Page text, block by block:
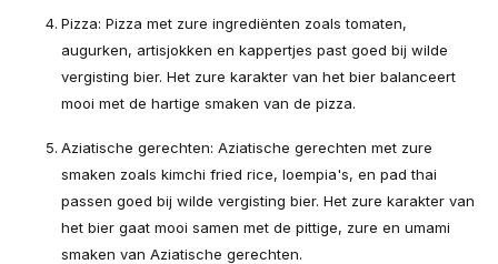
Pizza: Pizza met zure ingrediënten zoals tomaten,
augurken, artisjokken en kappertjes past goed bij wilde
vergisting bier. Het zure karakter van het bier balanceert
mooi met de hartige smaken van de pizza.
Aziatische gerechten: Aziatische gerechten met zure
smaken zoals kimchi fried rice, loempia's, en pad thai
passen goed bij wilde vergisting bier. Het zure karakter van
het bier gaat mooi samen met de pittige, zure en umami
smaken van Aziatische gerechten.